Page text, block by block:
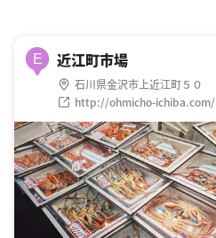
E 近江町市場
石川県金沢市上近江町５０
http://ohmicho-ichiba.com/